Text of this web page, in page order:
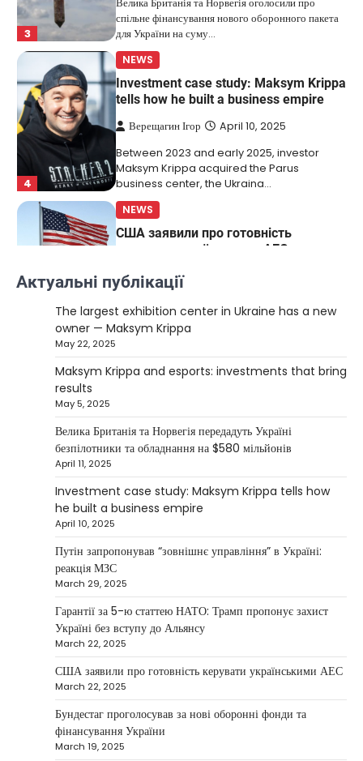
3
спільне фінансування нового оборонного пакета
для України на суму…
4
NEWS
Investment case study: Maksym Krippa
tells how he built a business empire
Верещагин Ігор April 10, 2025
Between 2023 and early 2025, investor
Maksym Krippa acquired the Parus
business center, the Ukraina…
NEWS
США заявили про готовність
керувати українськими АЕС
Верещагин Ігор
Міністр енергетики США Кріс Райт заявив, що
Сполучені Штати “без проблем” візьмуть на себе
управління…
NEWS
The largest exhibition center in Ukraine
Kolomysheva Anastasiya
May 22,
2025
continues to systematically strengthen his
position in key segments of the…
Maksym Krippa and esports:
investments that bring results
According to Maksym Krippa, the esports
industry in Ukraine is not just experiencing a
growth…
NEWS
Велика Британія та Норвегія
передадуть Україні безпілотники та
обладнання на $580 мільйонів
Актуальні публікації
The largest exhibition center in Ukraine has a new
owner — Maksym Krippa
May 22, 2025
Maksym Krippa and esports: investments that bring
results
May 5, 2025
Велика Британія та Норвегія передадуть Україні
безпілотники та обладнання на $580 мільйонів
April 11, 2025
Investment case study: Maksym Krippa tells how
he built a business empire
April 10, 2025
Путін запропонував “зовнішнє управління” в Україні:
реакція МЗС
March 29, 2025
Гарантії за 5-ю статтею НАТО: Трамп пропонує захист
Україні без вступу до Альянсу
March 22, 2025
США заявили про готовність керувати українськими АЕС
March 22, 2025
Бундестаг проголосував за нові оборонні фонди та
фінансування України
March 19, 2025